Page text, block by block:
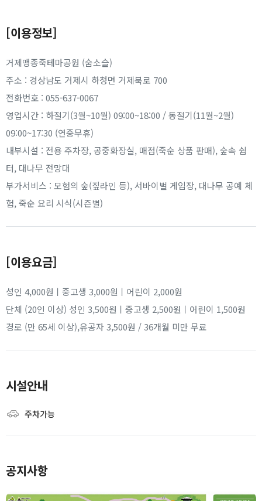
[이용정보]
거제맹종죽테마공원 (숨소슬)
주소 : 경상남도 거제시 하청면 거제북로 700
전화번호 : 055-637-0067
영업시간 : 하절기(3월~10월) 09:00~18:00 / 동절기(11월~2월)
09:00~17:30 (연중무휴)
내부시설 : 전용 주차장, 공중화장실, 매점(죽순 상품 판매), 숲속 쉼
터, 대나무 전망대
부가서비스 : 모험의 숲(짚라인 등), 서바이벌 게임장, 대나무 공예 체
험, 죽순 요리 시식(시즌별)
[이용요금]
성인 4,000원ㅣ중고생 3,000원ㅣ어린이 2,000원
단체 (20인 이상) 성인 3,500원ㅣ중고생 2,500원ㅣ어린이 1,500원
경로 (만 65세 이상),유공자 3,500원 / 36개월 미만 무료
시설안내
주차가능
공지사항